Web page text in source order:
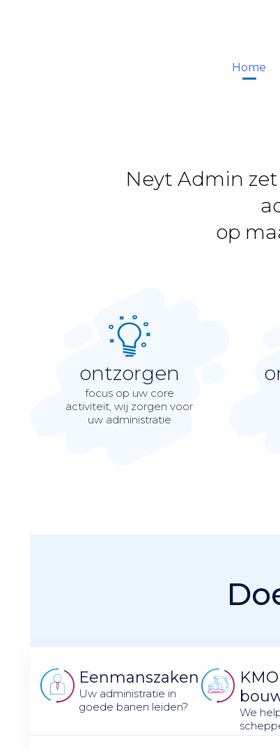
Home
Neyt Admin
op
ontzorgen
focus op uw core
activiteit, wij zorgen voor
uw administratie
Eenmanszaken
Uw administratie in
goede banen leiden?
We